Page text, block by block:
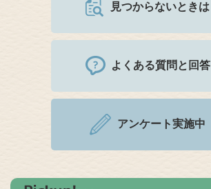
見つからないときは
よくある質問と回答
アンケート実施中